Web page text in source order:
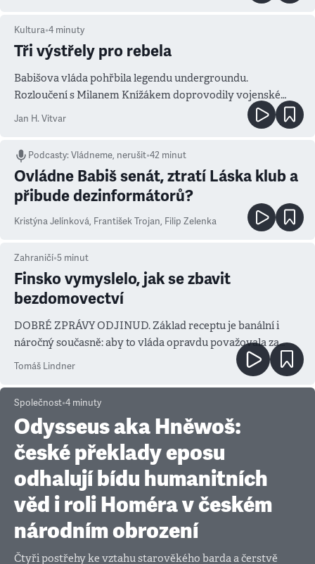
Kultura•4 minuty
Tři výstřely pro rebela
Babišova vláda pohřbila legendu undergroundu.
Rozloučení s Milanem Knížákem doprovodily vojenské
salvy i kritika pokrokářů
Jan H. Vitvar
Podcasty:Vládneme, nerušit•42 minut
Ovládne Babiš senát, ztratí Láska klub a
přibude dezinformátorů?
Kristýna Jelínková, František Trojan, Filip Zelenka
Zahraničí•5 minut
Finsko vymyslelo, jak se zbavit
bezdomovectví
DOBRÉ ZPRÁVY ODJINUD. Základ receptu je banální i
náročný současně: aby to vláda opravdu považovala za
prioritu
Tomáš Lindner
Společnost•4 minuty
Odysseus aka Hněwoš:
české překlady eposu
odhalují bídu humanitních
věd i roli Homéra v českém
národním obrození
Čtyři postřehy ke vztahu starověkého barda a čerstvě